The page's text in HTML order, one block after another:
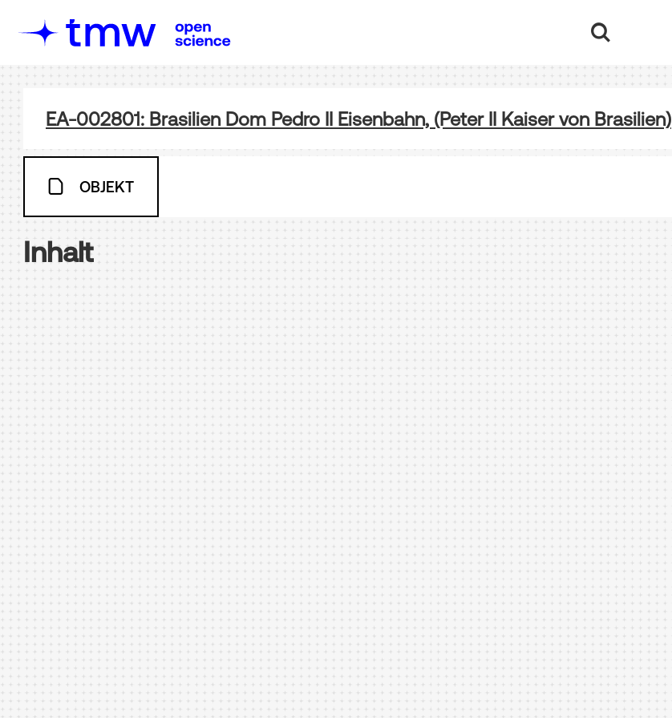
EA-002801: Brasilien Dom Pedro II Eisenbahn, (Peter II Kaiser von Brasilien)
OBJEKT
Inhalt